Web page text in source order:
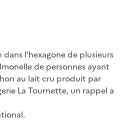
l’hexagone de plusieurs
de personnes ayant
au lait cru produit par
La Tournette, un rappel a